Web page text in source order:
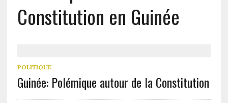
Constitution en Guinée
POLITIQUE
Guinée: Polémique autour de la Constitution